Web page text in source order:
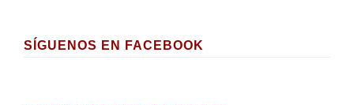
SÍGUENOS EN FACEBOOK